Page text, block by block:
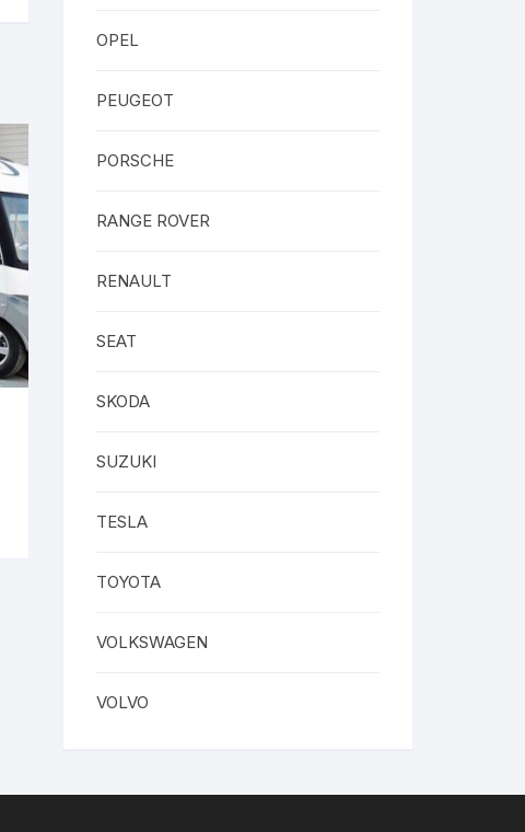
OPEL
PEUGEOT
PORSCHE
RANGE ROVER
RENAULT
SEAT
SKODA
SUZUKI
TESLA
TOYOTA
VOLKSWAGEN
VOLVO